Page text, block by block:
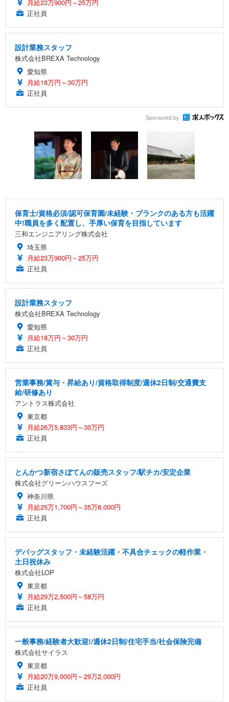
月給23万900円～25万円
正社員
設計業務スタッフ
株式会社BREXA Technology
愛知県
月給18万円～30万円
正社員
Sponsored by
保育士/資格必須/認可保育園/未経験・ブランクのある方も活躍
中!職員を多く配置し、手厚い保育を目指しています
三和エンジニアリング株式会社
埼玉県
月給23万900円～25万円
正社員
設計業務スタッフ
株式会社BREXA Technology
愛知県
月給18万円～30万円
正社員
営業事務/賞与・昇給あり/資格取得制度/週休2日制/交通費支
給/研修あり
アントラス株式会社
東京都
月給26万5,833円～30万円
正社員
とんかつ新宿さぼてんの販売スタッフ/駅チカ/安定企業
株式会社グリーンハウスフーズ
神奈川県
月給25万1,700円～35万8,000円
正社員
デバッグスタッフ・未経験活躍・不具合チェックの軽作業・
土日祝休み
株式会社LOP
東京都
月給29万2,500円～58万円
正社員
一般事務/経験者大歓迎!/週休2日制/住宅手当/社会保険完備
株式会社サイラス
東京都
月給20万9,000円～29万2,000円
正社員